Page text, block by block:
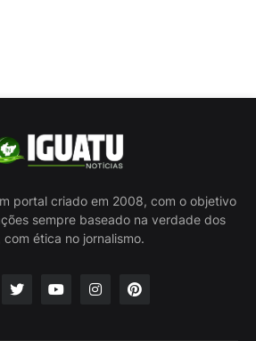
portal criado em 2008, com o objetivo
sempre baseado na verdade dos
com ética no jornalismo.